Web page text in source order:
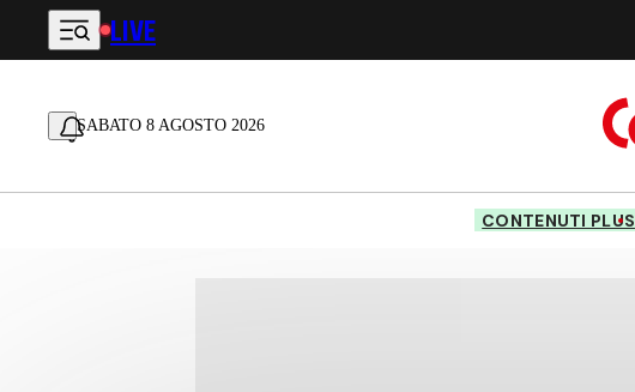
Vai al contenuto principale
LIVE
SABATO 8 AGOSTO 2026
CONTENUTI PLUS